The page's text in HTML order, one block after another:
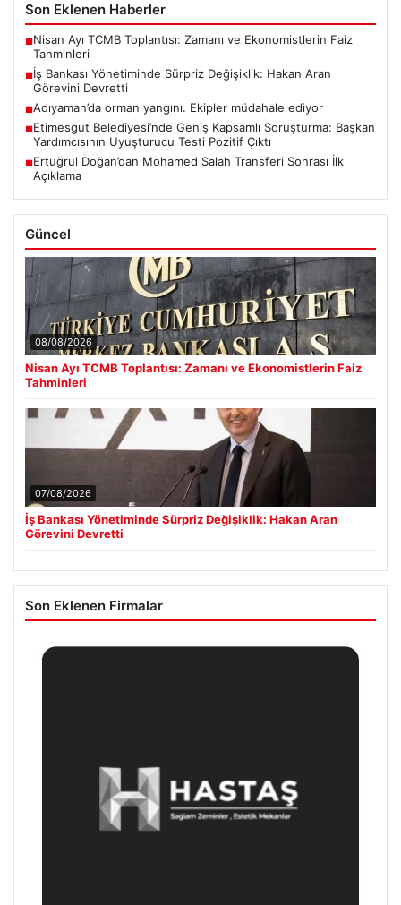
Son Eklenen Haberler
■Nisan Ayı TCMB Toplantısı: Zamanı ve Ekonomistlerin Faiz
Tahminleri
■İş Bankası Yönetiminde Sürpriz Değişiklik: Hakan Aran
Görevini Devretti
■Adıyaman’da orman yangını. Ekipler müdahale ediyor
■Etimesgut Belediyesi’nde Geniş Kapsamlı Soruşturma: Başkan
Yardımcısının Uyuşturucu Testi Pozitif Çıktı
■Ertuğrul Doğan’dan Mohamed Salah Transferi Sonrası İlk
Açıklama
Güncel
08/08/2026
Nisan Ayı TCMB Toplantısı: Zamanı ve Ekonomistlerin Faiz
Tahminleri
07/08/2026
İş Bankası Yönetiminde Sürpriz Değişiklik: Hakan Aran
Görevini Devretti
Son Eklenen Firmalar